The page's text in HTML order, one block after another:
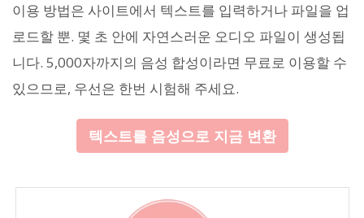
이용 방법은 사이트에서 텍스트를 입력하거나 파일을 업
로드할 뿐. 몇 초 안에 자연스러운 오디오 파일이 생성됩
니다. 5,000자까지의 음성 합성이라면 무료로 이용할 수
있으므로, 우선은 한번 시험해 주세요.
텍스트를 음성으로 지금 변환